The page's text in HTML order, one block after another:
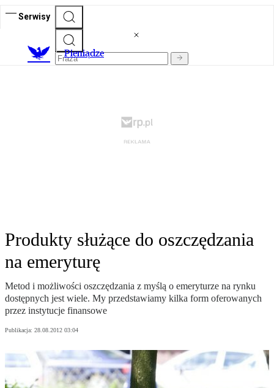
Serwisy
Pieniądze
Produkty służące do oszczędzania
na emeryturę
Metod i możliwości oszczędzania z myślą o emeryturze na rynku
dostępnych jest wiele. My przedstawiamy kilka form oferowanych
przez instytucje finansowe
Publikacja: 28.08.2012 03:04